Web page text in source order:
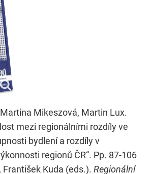
Mikeszová, Martin Lux.
mezi regionálními rozdíly ve
bydlení a rozdíly v
regionů ČR“. Pp. 87-106
František Kuda (eds.). Regionální